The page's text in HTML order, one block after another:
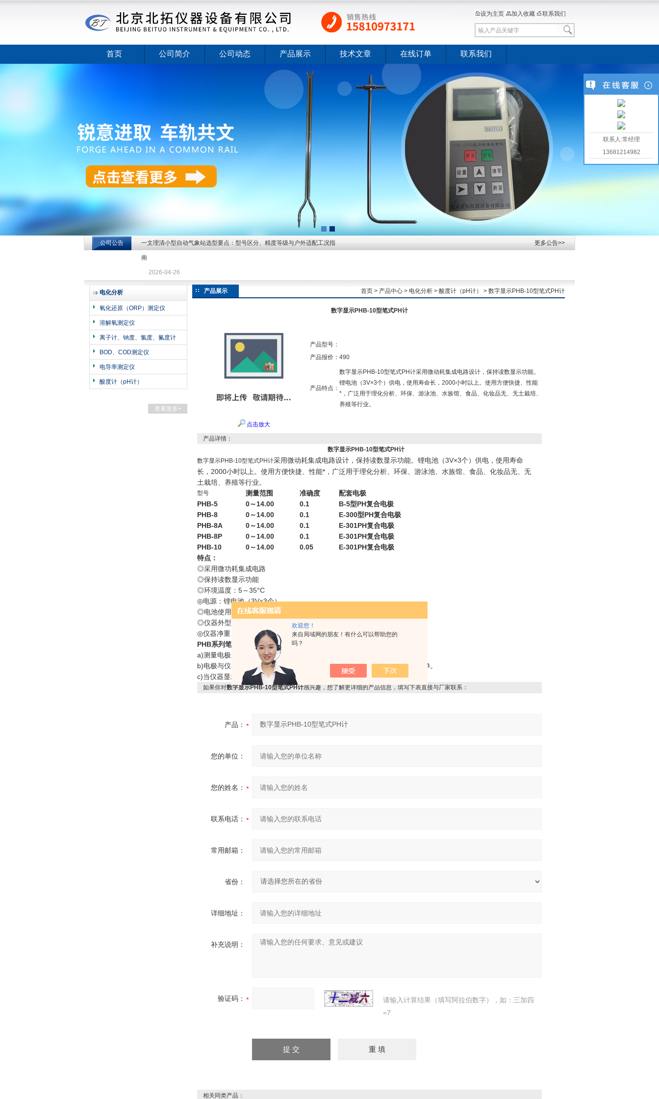
欢迎您！
来自局域网的朋友！有什么可以帮助您的
吗？
北京北拓仪器设备有限公司
设为主页 加入收藏 联系我们
首页 公司简介 公司动态 产品展示 技术文章 在线订单 联系我们
公司公告 一文理清小型自动气象站选型要点：型号区分、精度等级与户外适配工况指
南
2026-04-26
更多公告>>
电化分析
氧化还原（ORP）测定仪
溶解氧测定仪
离子计、钠度、氯度、氟度计
BOD、COD测定仪
电导率测定仪
酸度计（pH计）
查看更多+
产品展示 首页 > 产品中心 > 电化分析 > 酸度计（pH计） > 数字显示PHB-10型笔式PH计
数字显示PHB-10型笔式PH计
点击放大
产品型号：
产品报价： 490
产品特点：
数字显示PHB-10型笔式PH计采用微动耗集成电路设计，保持读数显示功能。
锂电池（3V×3个）供电，使用寿命长，2000小时以上。使用方便快捷、性能
*，广泛用于理化分析、环保、游泳池、水族馆、食品、化妆品无、无土栽培、
养殖等行业。
产品详情：
数字显示PHB-10型笔式PH计
数字显示PHB-10型笔式PH计采用微动耗集成电路设计，保持读数显示功能。锂电池（3V×3个）供电，使用寿命
长，2000小时以上。使用方便快捷、性能*，广泛用于理化分析、环保、游泳池、水族馆、食品、化妆品无、无
土栽培、养殖等行业。
型号 测量范围 准确度
配套电极
PHB-5
0～14.00 0.1
B-5型PH复合电极
PHB-8
0～14.00 0.1
E-300型PH复合电极
PHB-8A
0～14.00 0.1
E-301PH复合电极
PHB-8P
0～14.00 0.1
E-301PH复合电极
PHB-10
0～14.00 0.05
E-301PH复合电极
特点：
◎采用微功耗集成电路
◎保持读数显示功能
◎环境温度：5～35°C
◎电源：锂电池（3V×3个）
◎电池使用寿命：2000小时
◎仪器外型尺寸：130*28*18mm
◎仪器净重：100g
PHB系列笔型PH计维护：
a)测量电极应用纯水清洗，清洗时不能弄湿电极接头。
b)电极与仪器的连接部分应保持高度清洁、干燥、如有污迹可用99%酒精擦净。
c)当仪器显示变淡时，请更换电池，装新电池时请注意电池正负极。
如果你对数字显示PHB-10型笔式PH计感兴趣，想了解更详细的产品信息，填写下表直接与厂家联系：
产品：
您的单位：
您的姓名：
联系电话：
常用邮箱：
省份：
详细地址：
补充说明：
验证码：
请输入计算结果（填写阿拉伯数字），如：三加四
=7
相关同类产品：
联系人:常经理
13681214982